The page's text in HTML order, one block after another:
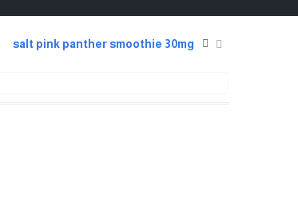
salt pink panther smoothie 30mg